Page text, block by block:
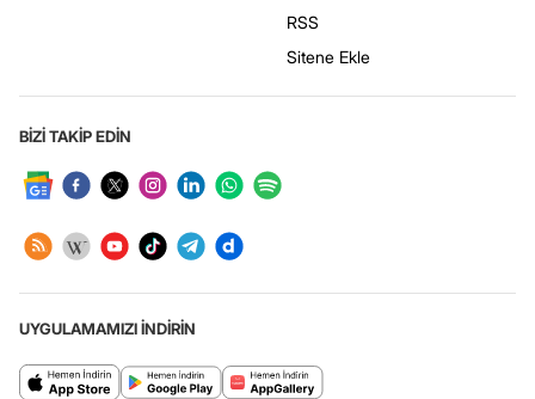
RSS
Sitene Ekle
BİZİ TAKİP EDİN
UYGULAMAMIZI İNDİRİN